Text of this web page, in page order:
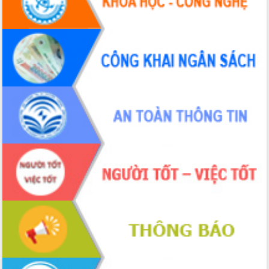
Hội thảo khoa học “Giải pháp thúc đẩy
phát triển nền kinh tế xanh tại tỉnh
Đắk Lắk”
Tăng cường giám sát, đôn đốc thực
hiện nhiệm vụ quản lý tài sản công
hàng tuần
Tháo gỡ những vướng mắc, đẩy mạnh
công tác cải cách thủ tục hành chính
tại Trung tâm Phục vụ hành chính
công tỉnh
Đắk Lắk: Tôn vinh 46 giải pháp tại Hội
thi Sáng tạo Kỹ thuật 2024 - 2025
Đắk Lắk rà soát, điều chỉnh Đề án 190
về phát triển nuôi trồng thủy sản
Phó Chủ tịch UBND tỉnh Đắk Lắk
Trương Công Thái kiểm tra thực địa
Dự án cao tốc Khánh Hòa - Buôn Ma
Thuột
Định vị cà phê Việt Nam như một “di
sản sống” trong dòng chảy toàn cầu